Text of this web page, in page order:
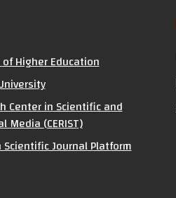
Higher Education
Center in Scientific and
Media (CERIST)
Journal Platform